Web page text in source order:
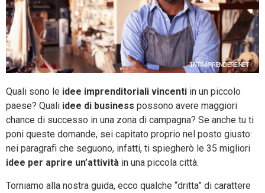
Quali sono le idee imprenditoriali vincenti in un piccolo
paese? Quali idee di business possono avere maggiori
chance di successo in una zona di campagna? Se anche tu ti
poni queste domande, sei capitato proprio nel posto giusto:
nei paragrafi che seguono, infatti, ti spiegherò le 35 migliori
idee per aprire un’attività in una piccola città.
Torniamo alla nostra guida, ecco qualche “dritta” di carattere